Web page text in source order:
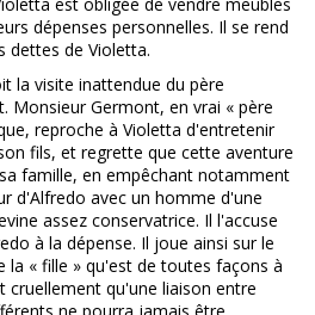
dépenses personnelles. Il se rend
dettes de Violetta.
la visite inattendue du père
Monsieur Germont, en vrai « père
reproche à Violetta d'entretenir
fils, et regrette que cette aventure
famille, en empêchant notamment
d'Alfredo avec un homme d'une
assez conservatrice. Il l'accuse
à la dépense. Il joue ainsi sur le
la « fille » qu'est de toutes façons à
cruellement qu'une liaison entre